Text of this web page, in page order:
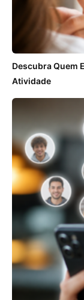
Descubra Quem
Atividade